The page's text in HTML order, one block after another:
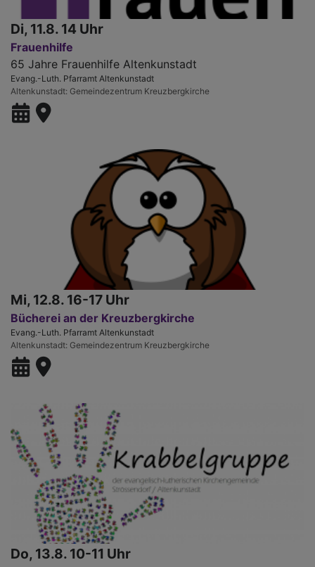
Di, 11.8. 14 Uhr
Frauenhilfe
65 Jahre Frauenhilfe Altenkunstadt
Evang.-Luth. Pfarramt Altenkunstadt
Altenkunstadt Gemeindezentrum Kreuzbergkirche
Mi, 12.8. 16-17 Uhr
Bücherei an der Kreuzbergkirche
Evang.-Luth. Pfarramt Altenkunstadt
Altenkunstadt Gemeindezentrum Kreuzbergkirche
Do, 13.8. 10-11 Uhr